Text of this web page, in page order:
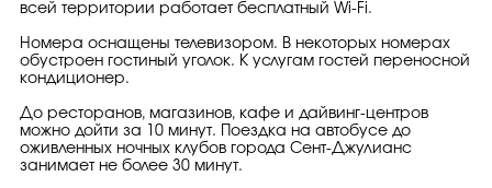
всей территории работает бесплатный Wi-Fi.
Номера оснащены телевизором. В некоторых номерах
обустроен гостиный уголок. К услугам гостей переносной
кондиционер.
До ресторанов, магазинов, кафе и дайвинг-центров
можно дойти за 10 минут. Поездка на автобусе до
оживленных ночных клубов города Сент-Джулианс
занимает не более 30 минут.